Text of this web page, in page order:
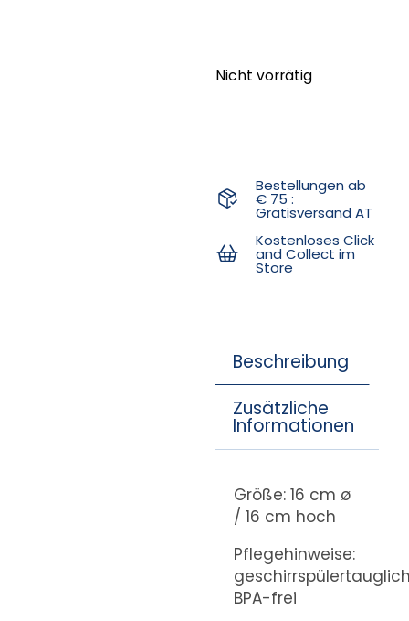
Nicht vorrätig
Bestellungen ab
€ 75 :
Gratisversand AT
Kostenloses Click
and Collect im
Store
Beschreibung
Zusätzliche
Informationen
Größe: 16 cm ø
/ 16 cm hoch
Pflegehinweise:
BPA-frei